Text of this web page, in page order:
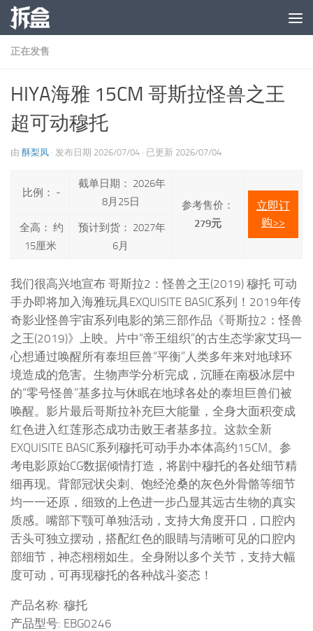
跳至内容
正在发售
HIYA海雅 15CM 哥斯拉怪兽之王
超可动穆托
由 酥梨凤 · 发布日期 2026/07/04 · 已更新 2026/07/04
比例： -
截单日期： 2026年
8月25日
参考售价：
279元
立即订
购>>
全高： 约
15厘米
预计到货： 2027年
6月
我们很高兴地宣布 哥斯拉2：怪兽之王(2019) 穆托 可动
手办即将加入海雅玩具EXQUISITE BASIC系列！2019年传
奇影业怪兽宇宙系列电影的第三部作品《哥斯拉2：怪兽
之王(2019)》上映。片中“帝王组织”的古生态学家艾玛一
心想通过唤醒所有泰坦巨兽“平衡”人类多年来对地球环
境造成的危害。生物声学分析完成，沉睡在南极冰层中
的“零号怪兽”基多拉与休眠在地球各处的泰坦巨兽们被
唤醒。影片最后哥斯拉补充巨大能量，全身大面积变成
红色进入红莲形态成功击败王者基多拉。这款全新
EXQUISITE BASIC系列穆托可动手办本体高约15CM。参
考电影原始CG数据倾情打造，将剧中穆托的各处细节精
细再现。背部冠状尖刺、饱经沧桑的灰色外骨骼等细节
均一一还原，细致的上色进一步凸显其远古生物的真实
质感。嘴部下颚可单独活动，支持大角度开口，口腔内
舌头可独立摆动，搭配红色的眼睛与清晰可见的口腔内
部细节，神态栩栩如生。全身附以多个关节，支持大幅
度可动，可再现穆托的各种战斗姿态！
产品名称: 穆托
产品型号: EBG0246